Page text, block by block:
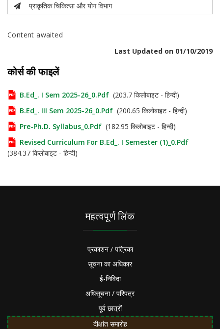
प्राकृतिक चिकित्सा और योग विभाग
Content awaited
Last Updated on 01/10/2019
कोर्स की फाइलें
B.Ed_. I Sem 2025-26_0.pdf (203.7 किलोबाइट - हिन्दी)
B.Ed_. III Sem 2025-26_0.pdf (200.65 किलोबाइट - हिन्दी)
Pre-Ph.D. Syllabus_0.pdf (182.95 किलोबाइट - हिन्दी)
Revised Curriculum For B.Ed_. I Semester (1)_0.pdf
(384.37 किलोबाइट - हिन्दी)
महत्वपूर्ण लिंक
प्रकाशन / पत्रिका
सूचना का अधिकार
ई-निविदा
अधिसूचना / परिपत्र
पूर्व छात्रों
दीक्षांत समारोह